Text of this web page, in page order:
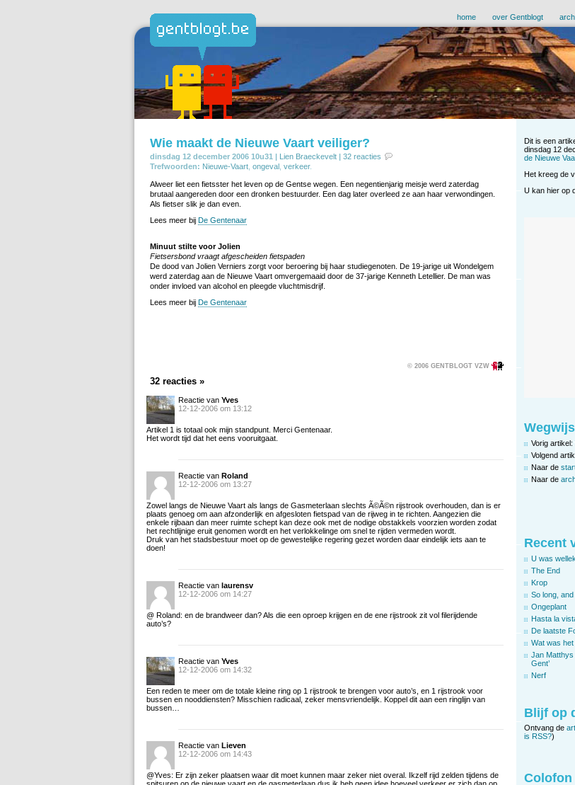
home over Gentblogt
Wie maakt de Nieuwe Vaart veiliger?
dinsdag 12 december 2006 10u31 | Lien Braeckevelt | 32 reacties
Trefwoorden: Nieuwe-Vaart ongeval verkeer.
Alweer liet een fietsster het leven op de Gentse wegen. Een negentienjarig meisje werd zaterdag
brutaal aangereden door een dronken bestuurder. Een dag later overleed ze aan haar verwondingen.
Als fietser slik je dan even.
Lees meer bij De Gentenaar
Minuut stilte voor Jolien
Fietsersbond vraagt afgescheiden fietspaden
De dood van Jolien Verniers zorgt voor beroering bij haar studiegenoten. De 19-jarige uit Wondelgem
werd zaterdag aan de Nieuwe Vaart omvergemaaid door de 37-jarige Kenneth Letellier. De man was
onder invloed van alcohol en pleegde vluchtmisdrijf.
Lees meer bij De Gentenaar
© 2006 GENTBLOGT VZW
32 reacties »
Reactie van Yves
12-12-2006 om 13:12
Artikel 1 is totaal ook mijn standpunt. Merci Gentenaar.
Het wordt tijd dat het eens vooruitgaat.
Reactie van Roland
12-12-2006 om 13:27
Zowel langs de Nieuwe Vaart als langs de Gasmeterlaan slechts Ã©Ã©n rijstrook overhouden, dan is er
plaats genoeg om aan afzonderlijk en afgesloten fietspad van de rijweg in te richten. Aangezien die
enkele rijbaan dan meer ruimte schept kan deze ook met de nodige obstakkels voorzien worden zodat
het rechtlijnige eruit genomen wordt en het verlokkelinge om snel te rijden vermeden wordt.
Druk van het stadsbestuur moet op de gewestelijke regering gezet worden daar eindelijk iets aan te
doen!
Reactie van laurensv
12-12-2006 om 14:27
@ Roland: en de brandweer dan? Als die een oproep krijgen en de ene rijstrook zit vol filerijdende
auto’s?
Reactie van Yves
12-12-2006 om 14:32
Een reden te meer om de totale kleine ring op 1 rijstrook te brengen voor auto’s, en 1 rijstrook voor
bussen en nooddiensten? Misschien radicaal, zeker mensvriendelijk. Koppel dit aan een ringlijn van
bussen…
Reactie van Lieven
12-12-2006 om 14:43
@Yves: Er zijn zeker plaatsen waar dit moet kunnen maar zeker niet overal. Ikzelf rijd zelden tijdens de
Dit is een
dinsdag 12
de Nieuwe
Het kreeg de
U kan hier op
Wegwijs
Vorig artikel:
Volgend
Naar de
Naar de
Recent
U was
The End
Krop
So long,
Ongeplant
Hasta la
De laatste
Wat was het
Jan Matthys
Gent’
Nerf
Blijf op
Ontvang de
is RSS?)
Colofon